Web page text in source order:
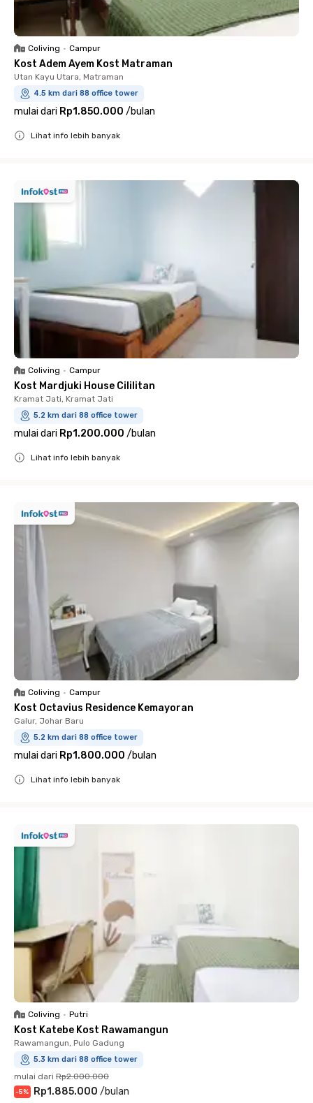
Coliving • Campur
Kost Adem Ayem Kost Matraman
Utan Kayu Utara, Matraman
4.5 km dari 88 office tower
mulai dari Rp1.850.000 /bulan
Lihat info lebih banyak
Coliving • Campur
Kost Mardjuki House Cililitan
Kramat Jati, Kramat Jati
5.2 km dari 88 office tower
mulai dari Rp1.200.000 /bulan
Lihat info lebih banyak
Coliving • Campur
Kost Octavius Residence Kemayoran
Galur, Johar Baru
5.2 km dari 88 office tower
mulai dari Rp1.800.000 /bulan
Lihat info lebih banyak
Coliving • Putri
Kost Katebe Kost Rawamangun
Rawamangun, Pulo Gadung
5.3 km dari 88 office tower
mulai dari Rp2.000.000
-5% Rp1.885.000 /bulan